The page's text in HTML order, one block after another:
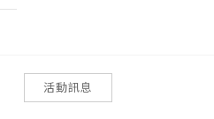
活動訊息